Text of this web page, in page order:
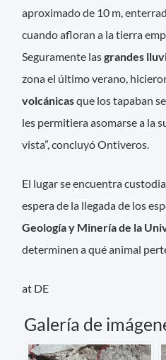
aproximado de 10 m,
cuando afloran a la tierra
Seguramente lasgrandes
zona el último verano,
volcánicasque los tapaban
les permitiera asomarse a la
vista”, concluyó Ontiveros.
El lugar se encuentra
espera de la llegada de los
Geología y Minería de la
determinen a qué animal
at DE
Galería de